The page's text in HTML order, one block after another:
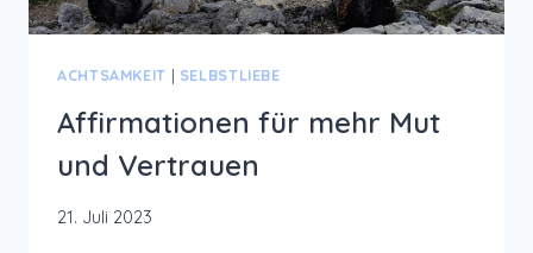
ACHTSAMKEIT | SELBSTLIEBE
Affirmationen für mehr Mut
und Vertrauen
21. Juli 2023